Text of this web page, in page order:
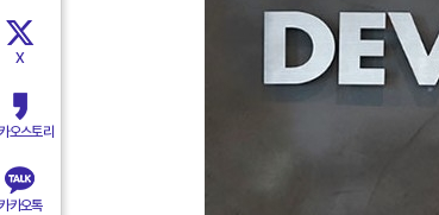
X
오스토리
카오톡